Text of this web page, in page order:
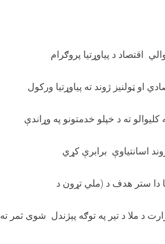
اقتصاد د پیاوړتیا پروګرام
او ټولنیز ژوند ته پیاوړتیا ورکول
ته د خپلو خدمتونو په وړاندې
اسانتیاوې برابرې کړي
دا ستر هدف د (ملي تړون د
د ملا د تیر په توګه پېژندل شوی ثمر ته